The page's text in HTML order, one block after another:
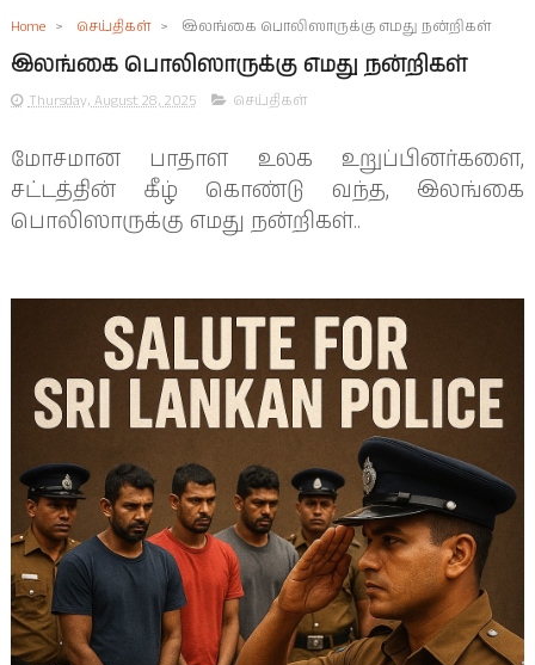
Home > செய்திகள் > இலங்கை பொலிஸாருக்கு எமது நன்றிகள்
இலங்கை பொலிஸாருக்கு எமது நன்றிகள்
Thursday, August 28, 2025 செய்திகள்
மோசமான பாதாள உலக உறுப்பினர்களை,
சட்டத்தின் கீழ் கொண்டு வந்த, இலங்கை
பொலிஸாருக்கு எமது நன்றிகள்..